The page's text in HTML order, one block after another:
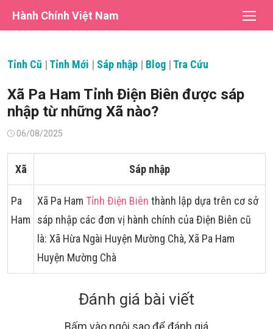
Hành Chính Việt Nam
Tỉnh Cũ | Tỉnh Mới | Sáp nhập | Blog | Tra Cứu
Xã Pa Ham Tỉnh Điện Biên được sáp
nhập từ những Xã nào?
Đăng06/08/2025
Xã Sáp nhập
Pa
Ham
Xã Pa Ham Tỉnh Điện Biên thành lập dựa trên cơ sở
sáp nhập các đơn vị hành chính của Điện Biên cũ
là: Xã Hừa Ngài Huyện Mường Chà, Xã Pa Ham
Huyện Mường Chà
Đánh giá bài viết